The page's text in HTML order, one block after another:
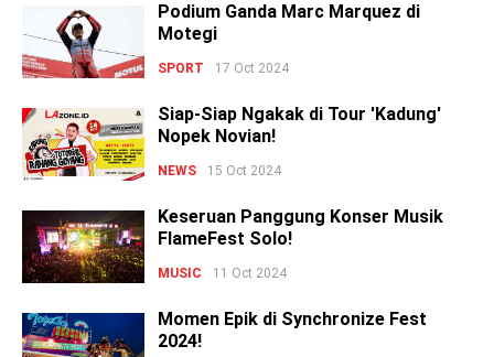
Podium Ganda Marc Marquez di
Motegi
SPORT 17 Oct 2024
Siap-Siap Ngakak di Tour 'Kadung'
Nopek Novian!
NEWS 15 Oct 2024
Keseruan Panggung Konser Musik
FlameFest Solo!
MUSIC 11 Oct 2024
Momen Epik di Synchronize Fest
2024!